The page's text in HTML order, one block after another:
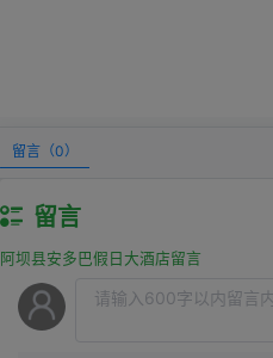
留言（0）
留言
阿坝县安多巴假日大酒店留言